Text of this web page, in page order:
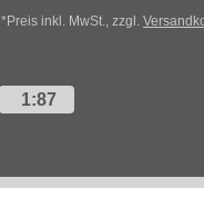
*Preis inkl. MwSt., zzgl.
1:87